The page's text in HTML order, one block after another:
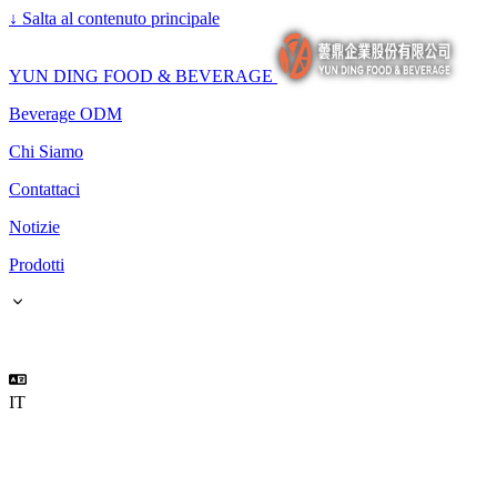
↓ Salta al contenuto principale
YUN DING FOOD & BEVERAGE
Beverage ODM
Chi Siamo
Contattaci
Notizie
Prodotti
IT